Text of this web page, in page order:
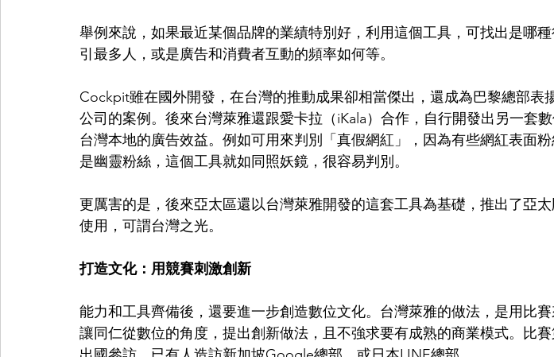
舉例來說，如果最近某個品牌的業績特別好，利用這個工具，可找出是哪
引最多人，或是廣告和消費者互動的頻率如何等。
Cockpit雖在國外開發，在台灣的推動成果卻相當傑出，還成為巴黎總部表
公司的案例。後來台灣萊雅還跟愛卡拉（iKala）合作，自行開發出另一套
台灣本地的廣告效益。例如可用來判別「真假網紅」，因為有些網紅表面
是幽靈粉絲，這個工具就如同照妖鏡，很容易判別。
更厲害的是，後來亞太區還以台灣萊雅開發的這套工具為基礎，推出了亞
使用，可謂台灣之光。
打造文化：用競賽刺激創新
能力和工具齊備後，還要進一步創造數位文化。台灣萊雅的做法，是用比賽
讓同仁從數位的角度，提出創新做法，且不強求要有成熟的商業模式。比